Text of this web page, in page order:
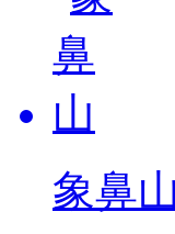
象鼻山